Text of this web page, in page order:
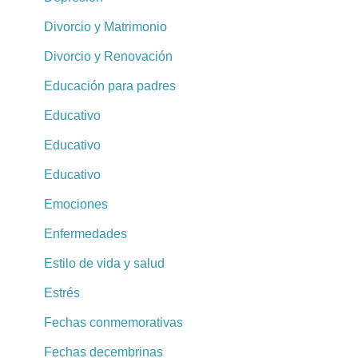
Divorcio y Matrimonio
Divorcio y Renovación
Educación para padres
Educativo
Educativo
Educativo
Emociones
Enfermedades
Estilo de vida y salud
Estrés
Fechas conmemorativas
Fechas decembrinas